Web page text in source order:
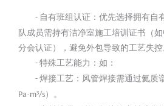
- 自有班组认证：优先选择拥有自
队成员需持有洁净室施工培训证书（
分会认证），避免外包导致的工艺失控
- 特殊工艺能力：如：
- 焊接工艺：风管焊接需通过氦质
Pa· m³/s）。